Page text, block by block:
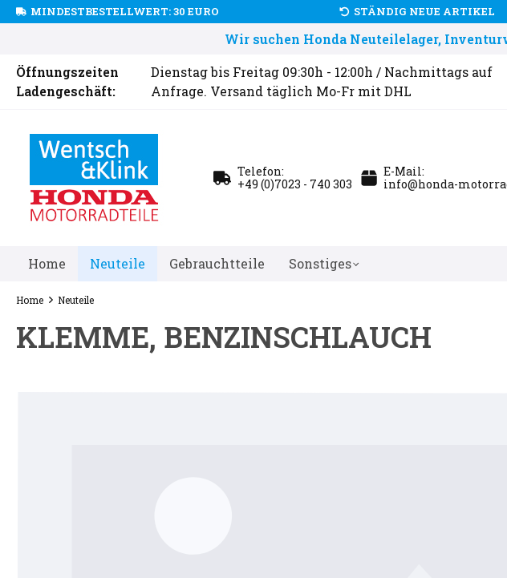
MINDESTBESTELLWERT: 30 EURO STÄNDIG NEUE ARTIKEL
Wir suchen Honda Neuteilelager,
Öffnungszeiten
Ladengeschäft:
Dienstag bis Freitag 09:30h - 12:00h / Nachmittags auf
Anfrage. Versand täglich Mo-Fr mit DHL
Telefon:
+49 (0)7023 - 740 303
E-Mail:
info@honda-
Home Neuteile Gebrauchtteile Sonstiges
Home Neuteile
KLEMME, BENZINSCHLAUCH